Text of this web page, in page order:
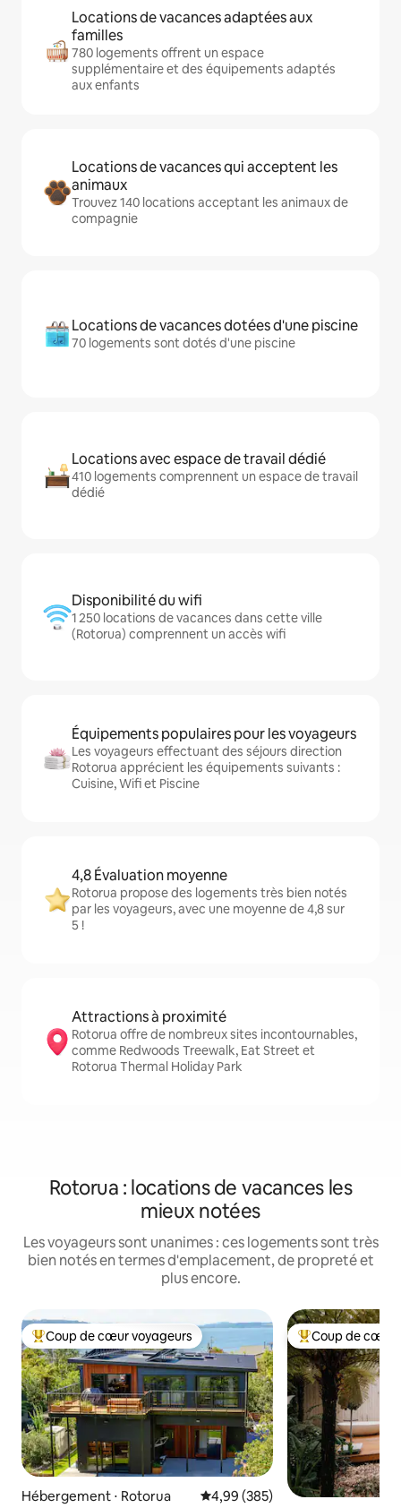
Locations de vacances adaptées aux
familles
780 logements offrent un espace
supplémentaire et des équipements adaptés
aux enfants
Locations de vacances qui acceptent les
animaux
Trouvez 140 locations acceptant les animaux de
compagnie
Locations de vacances dotées d'une piscine
70 logements sont dotés d'une piscine
Locations avec espace de travail dédié
410 logements comprennent un espace de travail
dédié
Disponibilité du wifi
1 250 locations de vacances dans cette ville
(Rotorua) comprennent un accès wifi
Équipements populaires pour les voyageurs
Les voyageurs effectuant des séjours direction
Rotorua apprécient les équipements suivants :
Cuisine, Wifi et Piscine
4,8 Évaluation moyenne
Rotorua propose des logements très bien notés
par les voyageurs, avec une moyenne de 4,8 sur
5 !
Attractions à proximité
Rotorua offre de nombreux sites incontournables,
comme Redwoods Treewalk, Eat Street et
Rotorua Thermal Holiday Park
Rotorua : locations de vacances les
mieux notées
Les voyageurs sont unanimes : ces logements sont très
bien notés en termes d'emplacement, de propreté et
plus encore.
Coups de cœur voyageurs les plus appréciés
Coup de cœur voyageurs
Hébergement ⋅ Rotorua Évaluation moyenne sur la
4,99 (385)
Coups de cœur
Coup de cœur